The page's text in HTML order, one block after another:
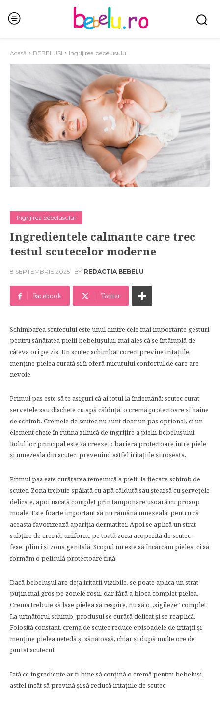
Acasă BEBELUSI Ingrijirea bebelusului
Ingrijirea bebelusului
Ingredientele calmante care trec
testul scutecelor moderne
8 SEPTEMBRIE 2025 BY REDACTIA BEBELU
Facebook Twitter
Schimbarea scutecului este unul dintre cele mai importante gesturi
pentru sănătatea pielii bebelușului, mai ales că se întâmplă de
câteva ori pe zis. Un scutec schimbat corect previne iritațiile,
menține pielea curată și îi oferă micuțului confortul de care are
nevoie.
Primul pas este să te asiguri că ai totul la îndemână: scutec curat,
șervețele sau dischete cu apă călduță, o cremă protectoare și haine
de schimb. Cremele de scutec nu sunt doar un pas opțional, ci un
element cheie în rutina zilnică de îngrijire a pielii bebelușului.
Rolul lor principal este să creeze o barieră protectoare între piele
și umezeala din scutec, prevenind astfel iritațiile și roșeața.
Primul pas este curățarea temeinică a pielii la fiecare schimb de
scutec. Zona trebuie spălată cu apă călduță sau ștearsă cu șervețele
delicate, apoi uscată complet prin tamponare ușoară cu prosop
moale. Este foarte important să nu rămână umezeală, pentru că
aceasta favorizează apariția dermatitei. Apoi se aplică un strat
subțire de cremă, uniform, pe toată zona acoperită de scutec –
fese, pliuri și zona genitală. Scopul nu este să încărcăm pielea, ci să
formăm o peliculă protectoare fină.
Dacă bebelușul are deja iritații vizibile, se poate aplica un strat
puțin mai gros pe zonele roșii, dar fără a bloca complet pielea.
Crema trebuie să lase pielea să respire, nu să o „sigileze” complet.
La următorul schimb, produsul se curăță delicat și se reaplică.
Folosită constant, crema de scutec reduce episoadele de iritații și
menține pielea netedă și sănătoasă, chiar și după multe ore de
purtat scutecul.
Iată ce ingrediente ar fi bine să conțină o cremă pentru bebeluși,
astfel încât să prevină și să reducă iritațiile de scutec: